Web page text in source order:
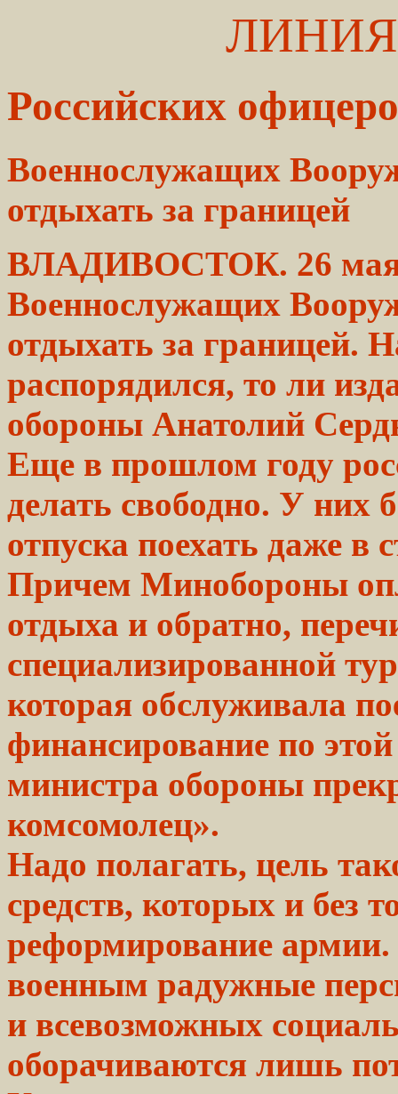
Российских
Военнослужащих
отдыхать за границей
ВЛАДИВОСТОК. 26
Военнослужащих
отдыхать за границей.
распорядился, то ли
обороны Анатолий
Еще в прошлом году
делать свободно. У них
отпуска поехать даже
Причем Минобороны
отдыха и обратно,
специализированной
которая обслуживала
финансирование по
министра обороны
комсомолец».
Надо полагать, цель
средств, которых и без
реформирование армии.
военным радужные
и всевозможных
оборачиваются лишь